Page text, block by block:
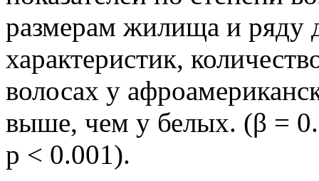
размерам жилища и ряду
характеристик,
волосах у
выше, чем у белых. (β =
p < 0.001).